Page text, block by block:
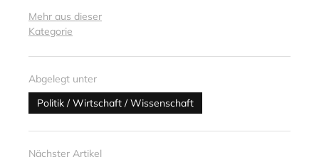
Mehr aus dieser
Kategorie
Abgelegt unter
Politik / Wirtschaft / Wissenschaft
Nächster Artikel